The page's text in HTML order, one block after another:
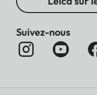
Suivez-nous